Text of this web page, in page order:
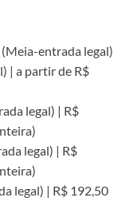
entrada legal)
| a partir de R$
legal) | R$
legal) | R$
legal) | R$ 192,50